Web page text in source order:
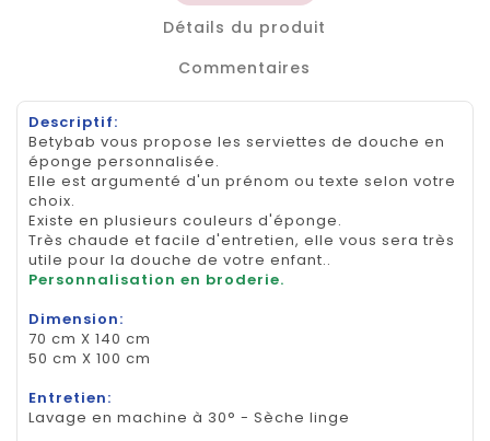
Détails du produit
Commentaires
Descriptif:
Betybab vous propose les serviettes de douche en
éponge personnalisée.
Elle est argumenté d'un prénom ou texte selon votre
choix.
Existe en plusieurs couleurs d'éponge.
Très chaude et facile d'entretien, elle vous sera très
utile pour la douche de votre enfant..
Personnalisation en broderie.
Dimension:
70 cm X 140 cm
50 cm X 100 cm
Entretien:
Lavage en machine à 30° - Sèche linge